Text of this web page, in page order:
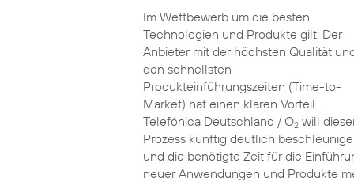
Im Wettbewerb um die besten
Technologien und Produkte gilt: Der
Anbieter mit der höchsten Qualität
den schnellsten
Produkteinführungszeiten (Time-to-
Market) hat einen klaren Vorteil.
Telefónica Deutschland / O2will
Prozess künftig deutlich
und die benötigte Zeit für die
neuer Anwendungen und Produkte